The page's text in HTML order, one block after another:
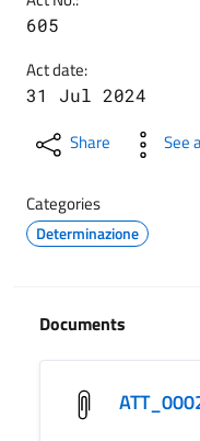
605
Act date:
31 Jul 2024
Share See
Categories
Determinazione
Documents